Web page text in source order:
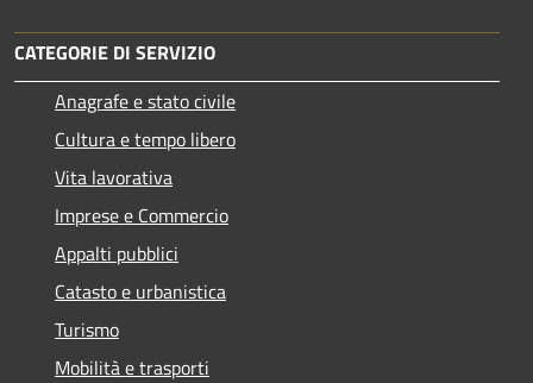
CATEGORIE DI SERVIZIO
Anagrafe e stato civile
Cultura e tempo libero
Vita lavorativa
Imprese e Commercio
Appalti pubblici
Catasto e urbanistica
Turismo
Mobilità e trasporti